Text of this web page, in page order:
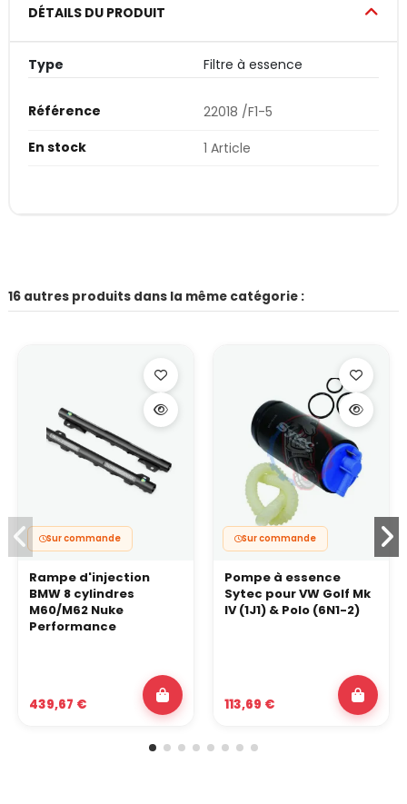
DÉTAILS DU PRODUIT
Type Filtre à essence
Référence
22018 /F1-5
En stock
1 Article
16 autres produits dans la même catégorie :
Sur commande
Rampe d'injection
BMW 8 cylindres
M60/M62 Nuke
Performance
439,67 €
Sur commande
Pompe à essence
Sytec pour VW Golf Mk
IV (1J1) & Polo (6N1-2)
113,69 €